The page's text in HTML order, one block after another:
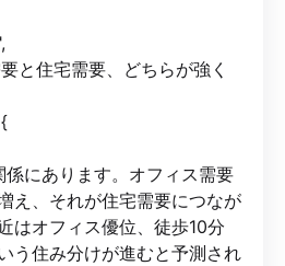
と住宅需要、どちらが強く
にあります。オフィス需要
え、それが住宅需要につなが
はオフィス優位、徒歩10分
う住み分けが進むと予測され